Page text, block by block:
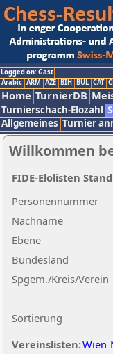
Logged on: Gast
Arabic ARM AZE BIH BUL CAT
Home TurnierDB
Turnierschach-Elozahl
Allgemeines Turnier
Willkommen
Nachname
Ebene
Sortierung
Personennummer
Bundesland
Spgem./Kreis/Verein
Vereinslisten:Wien
FIDE-Elolisten Stand